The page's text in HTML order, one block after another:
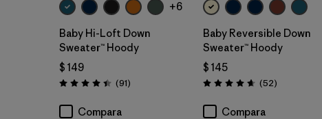
+6
Baby Hi-Loft Down
Sweater™ Hoody
$ 149
Valoración: 4.4 / 5
(91Comentarios
)
Compara
Baby Reversible Down
Sweater™ Hoody
$ 145
Valoración: 4.7 / 5
(52Comentarios
)
Compara